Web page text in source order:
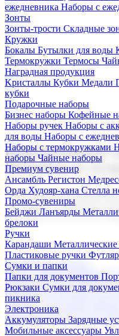
ежедневника Наборы с
Зонты
Зонты-трости Складные
Кружки
Бокалы Бутылки для воды
Термокружки Термосы
Наградная продукция
Kристаллы Кубки Медали
кубки
Подарочные наборы
Бизнес наборы Кофейные
Наборы ручек Наборы с
для воды Наборы с
Наборы с термокружками
наборы Чайные наборы
Премиум сувенир
Ансамбль Регистон
Орда Худояр-хана Стелла
Промо-сувениры
Бейджи Ланъярды
брелоки
Ручки
Карандаши Металлические
Пластиковые ручки
Сумки и папки
Папки для документов
Рюкзаки Сумки для
пикника
Электроника
Аккумуляторы Зарядные
Мобильные аксессуары
Корпоративные
Поставка со
Мы предлагаем широкий
сувениров с логотипом. В
продукцию для бизнеса,
Подарочные наборы
Бизнес наборыКофейные
Наборы из кожиНаборы
Наборы с бутылками для
Наборы с кружками
флешкамиНовогодние